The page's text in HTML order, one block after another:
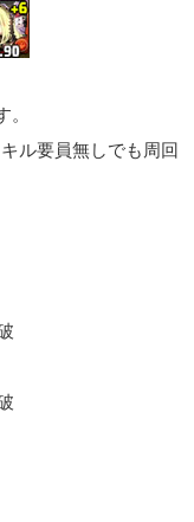
ル要員無しでも周回